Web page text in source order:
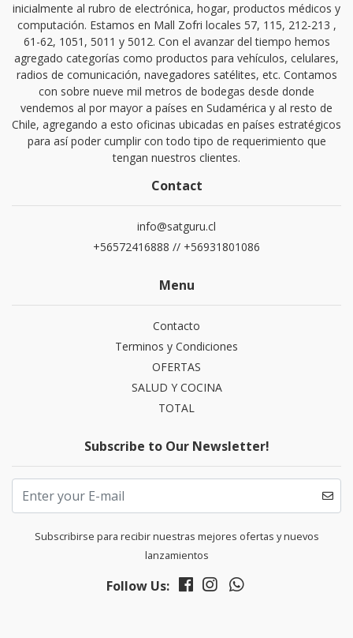
inicialmente al rubro de electrónica, hogar, productos médicos y
computación. Estamos en Mall Zofri locales 57, 115, 212-213 ,
61-62, 1051, 5011 y 5012. Con el avanzar del tiempo hemos
agregado categorías como productos para vehículos, celulares,
radios de comunicación, navegadores satélites, etc. Contamos
con sobre nueve mil metros de bodegas desde donde
vendemos al por mayor a países en Sudamérica y al resto de
Chile, agregando a esto oficinas ubicadas en países estratégicos
para así poder cumplir con todo tipo de requerimiento que
tengan nuestros clientes.
Contact
info@satguru.cl
+56572416888 // +56931801086
Menu
Contacto
Terminos y Condiciones
OFERTAS
SALUD Y COCINA
TOTAL
Subscribe to Our Newsletter!
Subscribirse para recibir nuestras mejores ofertas y nuevos
lanzamientos
Follow Us: